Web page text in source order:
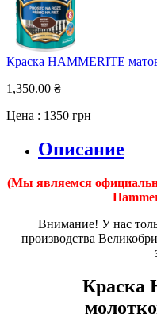
Краска HAMMERITE
1,350.00 ₴
Цена : 1350 грн
Описание
(Мы являемся
Внимание! У нас
производства
Краска